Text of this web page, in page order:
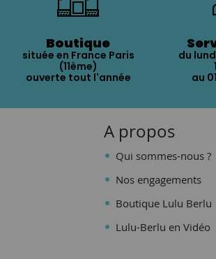
Boutique
située en France Paris
(11ème)
ouverte tout l'année
du
au
A propos
Qui sommes-nous ?
Nos engagements
Boutique Lulu Berlu
Lulu-Berlu en Vidéo